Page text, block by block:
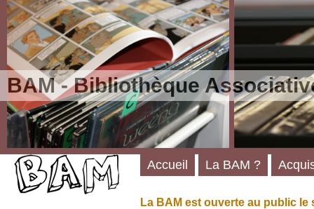
BAM - Bibliothèque
La BAM est ouverte au public le
Accueil La BAM ?